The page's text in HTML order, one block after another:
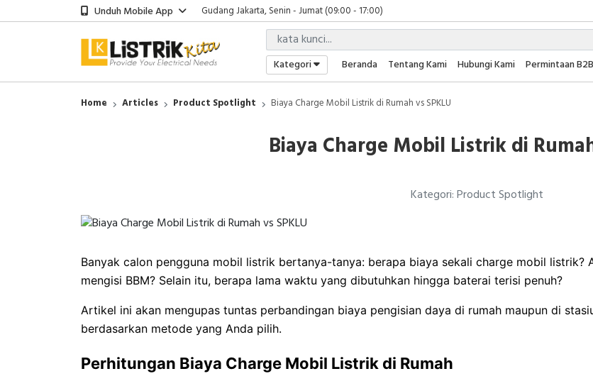
Unduh Mobile App
Gudang Jakarta, Senin - Jumat (09:00 - 17:00)
Showroom Bali, Senin - Jumat (09:00 - 17:00)
Kantor Jakarta, Senin - Jumat (08:00 - 17:00)
Gudang Jakarta, Senin - Jumat (09:00 - 17:00)
Showroom Bali, Senin - Jumat (09:00 - 17:00)
Kategori Beranda Tentang Kami Hubungi Kami Permintaan B2B
Home Articles Product Spotlight Biaya Charge Mobil Listrik di Rumah vs SPKLU
Biaya Charge Mobil Listrik di
Kategori: Product Spotlight
Banyak calon pengguna mobil listrik bertanya-tanya: berapa biaya sekali charge mobil listrik?
mengisi BBM? Selain itu, berapa lama waktu yang dibutuhkan hingga baterai terisi penuh?
Artikel ini akan mengupas tuntas perbandingan biaya pengisian daya di rumah maupun di
berdasarkan metode yang Anda pilih.
Perhitungan Biaya Charge Mobil Listrik di Rumah